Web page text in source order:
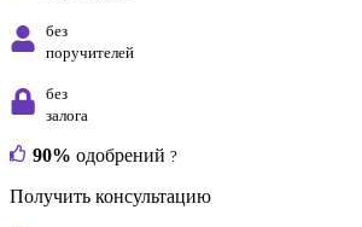
без
поручителей
без
залога
90% одобрений ?
Получить консультацию